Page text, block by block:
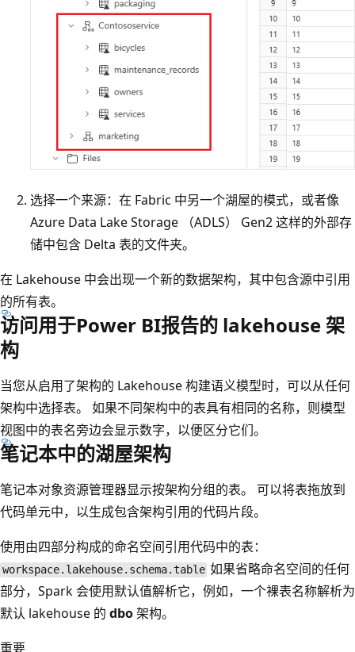
选择一个来源：在 Fabric 中另一个湖屋的模式，或者像
Azure Data Lake Storage （ADLS） Gen2 这样的外部存
储中包含 Delta 表的文件夹。
在 Lakehouse 中会出现一个新的数据架构，其中包含源中引用
的所有表。
访问用于Power BI报告的 lakehouse 架
构
当您从启用了架构的 Lakehouse 构建语义模型时，可以从任何
架构中选择表。 如果不同架构中的表具有相同的名称，则模型
视图中的表名旁边会显示数字，以便区分它们。
笔记本中的湖屋架构
笔记本对象资源管理器显示按架构分组的表。 可以将表拖放到
代码单元中，以生成包含架构引用的代码片段。
使用由四部分构成的命名空间引用代码中的表：
workspace.lakehouse.schema.table 如果省略命名空间的任何
部分，Spark 会使用默认值解析它，例如，一个裸表名称解析为
默认 lakehouse 的 dbo架构。
重要